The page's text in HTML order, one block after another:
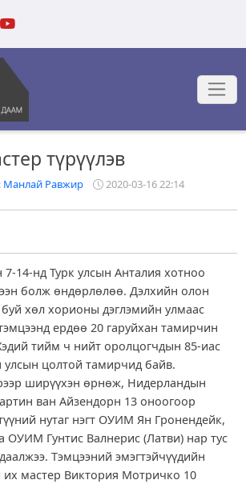
түрүүлэв
Манлай Равжир 2020-03-16 22:14
7-14-нд Турк улсын Анталия хотноо
болж өндөрлөлөө. Дэлхийн олон
хөл хорионы дэглэмийн улмаас
ердөө 20 гаруйхан тамирчин
тийм ч нийт оролцогчдын 85-иас
цолтой тамирчид байв.
ширүүхэн өрнөж, Нидерландын
ван Айзендорн 13 оноогоор
нутаг нэгт ОУИМ Ян Гронендейк,
ОУИМ Гунтис Валнерис (Латви) нар тус
Тэмцээний эмэгтэйчүүдийн
их мастер Виктория Мотричко 10